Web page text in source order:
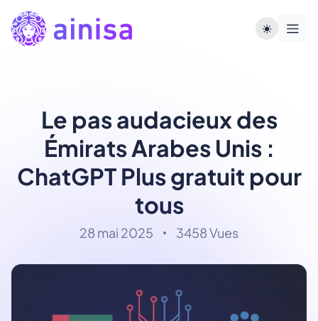
Le pas audacieux des
Émirats Arabes Unis :
ChatGPT Plus gratuit pour
tous
28 mai 2025 3458 Vues